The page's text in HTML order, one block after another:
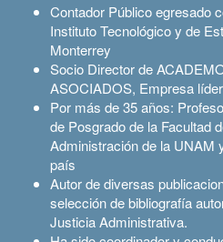
Contador Público egresado
Instituto Tecnológico y de
Monterrey
Socio Director de
ASOCIADOS, Empresa
Por más de 35 años:
de Posgrado de la Facultad
Administración de la UNAM
país
Autor de diversas
selección de bibliografía
Justicia Administrativa.